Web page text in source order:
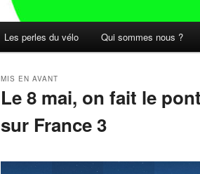
Les perles du vélo Qui sommes nous ?
Le 8 mai, on fait le
sur France 3
MIS EN AVANT